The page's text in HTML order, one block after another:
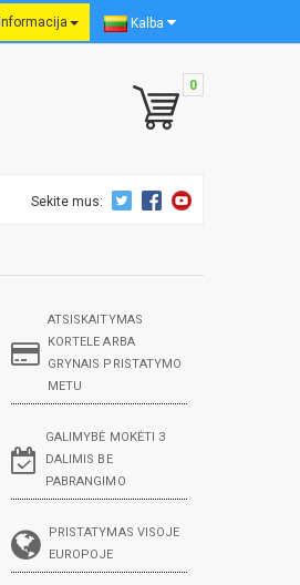
Informacija Kalba
0
Sekite mus:
ATSISKAITYMAS
KORTELE ARBA
GRYNAIS PRISTATYMO
METU
GALIMYBĖ MOKĖTI 3
DALIMIS BE
PABRANGIMO
PRISTATYMAS VISOJE
EUROPOJE